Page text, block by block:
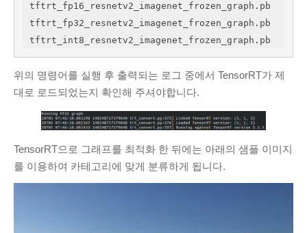
tftrt_fp16_resnetv2_imagenet_frozen_graph.pb
tftrt_fp32_resnetv2_imagenet_frozen_graph.pb
tftrt_int8_resnetv2_imagenet_frozen_graph.pb
위의 명령어를 실행 후 출력되는 로그 중에서 TensorRT가 제
대로 로드되었는지 확인해 주셔야합니다.
TensorRT으로 그래프를 최적화 한 뒤에는 아래의 샘플 이미지
를 이용하여 카테고리에 맞게 분류하게 됩니다.